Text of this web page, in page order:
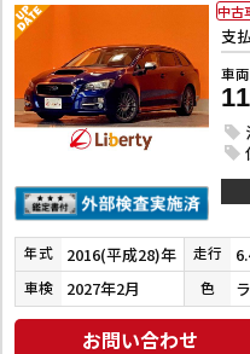
支
車
中古
年式 2016(平成28)年 走行
車検 2027年2月 色
お問い合わせ